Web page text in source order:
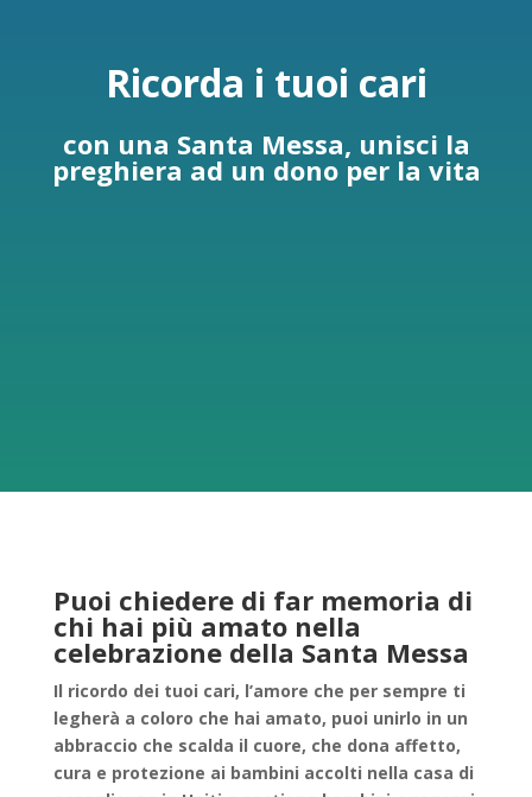
Ricorda i tuoi cari
con una Santa Messa, unisci la
preghiera ad un dono per la vita
Puoi chiedere di far memoria di
chi hai più amato nella
celebrazione della Santa Messa
Il ricordo dei tuoi cari, l’amore che per sempre ti
legherà a coloro che hai amato, puoi unirlo in un
abbraccio che scalda il cuore, che dona affetto,
cura e protezione ai bambini accolti nella casa di